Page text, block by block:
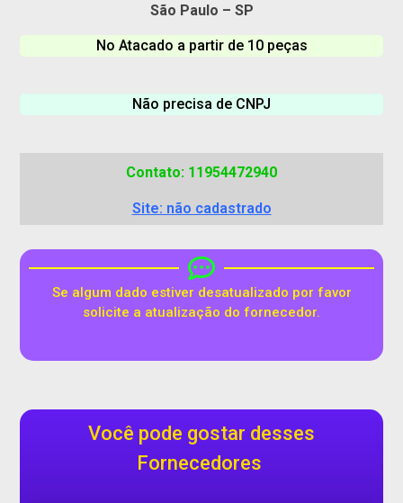
São Paulo – SP
No Atacado a partir de 10 peças
Não precisa de CNPJ
Contato: 11954472940
Site: não cadastrado
Se algum dado estiver desatualizado por favor
solicite a atualização do fornecedor.
Você pode gostar desses
Fornecedores